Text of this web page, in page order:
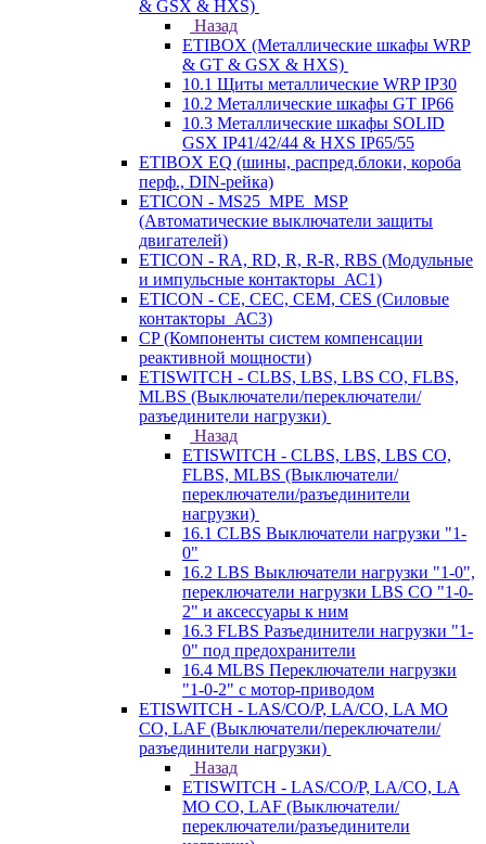
& GSX & HXS)
Назад
ETIBOX (Металлические шкафы WRP
& GT & GSX & HXS)
10.1 Щиты металлические WRP IP30
10.2 Металлические шкафы GT IP66
10.3 Металлические шкафы SOLID
GSX IP41/42/44 & HXS IP65/55
ETIBOX EQ (шины, распред.блоки, короба
перф., DIN-рейка)
ETICON - MS25_MPE_MSP
(Автоматические выключатели защиты
двигателей)
ETICON - RA, RD, R, R-R, RBS (Модульные
и импульсные контакторы_АС1)
ETICON - CE, CEC, CEM, CES (Силовые
контакторы_АС3)
CP (Компоненты систем компенсации
реактивной мощности)
ETISWITCH - CLBS, LBS, LBS CO, FLBS,
MLBS (Выключатели/переключатели/
разъединители нагрузки)
Назад
ETISWITCH - CLBS, LBS, LBS CO,
FLBS, MLBS (Выключатели/
переключатели/разъединители
нагрузки)
16.1 CLBS Выключатели нагрузки "1-
0"
16.2 LBS Выключатели нагрузки "1-0",
переключатели нагрузки LBS CO "1-0-
2" и аксессуары к ним
16.3 FLBS Разъединители нагрузки "1-
0" под предохранители
16.4 MLBS Переключатели нагрузки
"1-0-2" с мотор-приводом
ETISWITCH - LAS/CO/P, LA/CO, LA MO
CO, LAF (Выключатели/переключатели/
разъединители нагрузки)
Назад
ETISWITCH - LAS/CO/P, LA/CO, LA
MO CO, LAF (Выключатели/
переключатели/разъединители